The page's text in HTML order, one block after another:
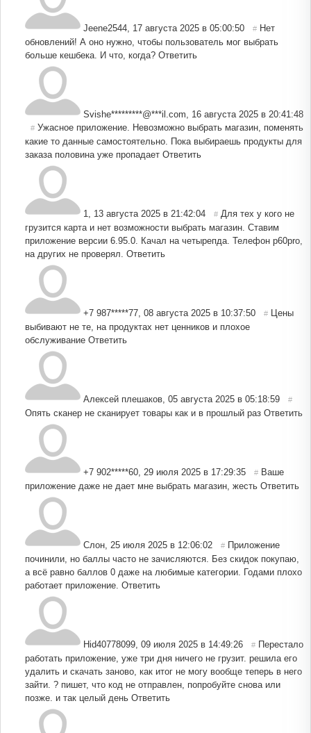
Jeene2544 17 августа 2025 в 05:00:50 # Нет
обновлений! А оно нужно, чтобы пользователь мог выбрать
больше кешбека. И что, когда? Ответить
Svishe*********@***il.com 16 августа 2025 в 20:41:48
# Ужасное приложение. Невозможно выбрать магазин, поменять
какие то данные самостоятельно. Пока выбираешь продукты для
заказа половина уже пропадает Ответить
1 13 августа 2025 в 21:42:04 # Для тех у кого не
грузится карта и нет возможности выбрать магазин. Ставим
приложение версии 6.95.0. Качал на четырепда. Телефон p60pro,
на других не проверял. Ответить
+7 987*****77 08 августа 2025 в 10:37:50 #
Цены
выбивают не те, на продуктах нет ценников и плохое
обслуживание Ответить
Алексей плешаков 05 августа 2025 в 05:18:59 #
Опять сканер не сканирует товары как и в прошлый раз Ответить
+7 902*****60 29 июля 2025 в 17:29:35 # Ваше
приложение даже не дает мне выбрать магазин, жесть Ответить
Слон 25 июля 2025 в 12:06:02 # Приложение
починили, но баллы часто не зачисляются. Без скидок покупаю,
а всё равно баллов 0 даже на любимые категории. Годами плохо
работает приложение. Ответить
Hid40778099 09 июля 2025 в 14:49:26 # Перестало
работать приложение, уже три дня ничего не грузит. решила его
удалить и скачать заново, как итог не могу вообще теперь в него
зайти. ? пишет, что код не отправлен, попробуйте снова или
позже. и так целый день Ответить